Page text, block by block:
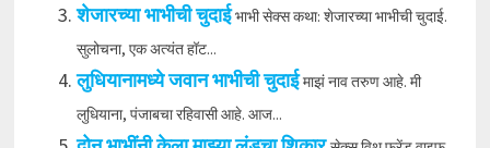
शेजारच्या भाभीची चुदाई भाभी सेक्स कथा: शेजारच्या भाभीची चुदाई.
सुलोचना, एक अत्यंत हॉट...
लुधियानामध्ये जवान भाभीची चुदाई माझं नाव तरुण आहे. मी
लुधियाना, पंजाबचा रहिवासी आहे. आज...